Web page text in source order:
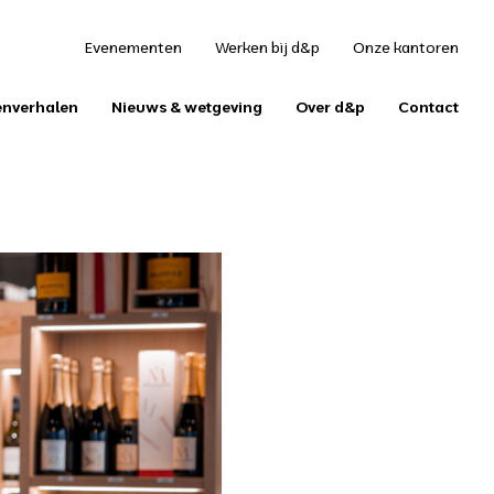
Evenementen Werken bij d&p Onze kantoren
Nieuws & wetgeving Over d&p Contact